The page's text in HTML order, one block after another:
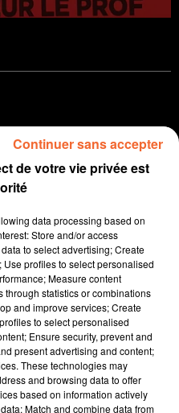
( MIDI )
Le groupe Bigard a
abattoir de Celles sur
plus de 200 salariés.
de la commission
Une belle
maire de Moncoutant qui
alerte sur le
enfance avec une
de votre vie privée est
data processing based on
Store and/or access
to select advertising; Create
profiles to select personalised
Measure content
statistics or combinations
and improve services; Create
to select personalised
Ensure security, prevent and
present advertising and content;
These technologies may
and browsing data to offer
based on information actively
Match and combine data from
Continuer sans accepter